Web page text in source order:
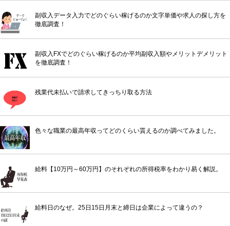
副収入データ入力でどのぐらい稼げるのか文字単価や求人の探し方を
徹底調査！
副収入FXでどのぐらい稼げるのか平均副収入額やメリットデメリット
を徹底調査！
残業代未払いで請求してきっちり取る方法
色々な職業の最高年収ってどのくらい貰えるのか調べてみました。
給料【10万円～60万円】のそれぞれの所得税率をわかり易く解説。
給料日のなぜ。25日15日月末と締日は企業によって違うの？